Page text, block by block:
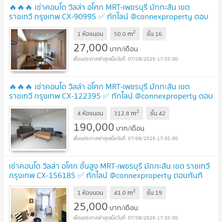
🔥🔥🔥 เช่าคอนโด วิลล่า อโศก MRT-เพชรบุรี มักกะสัน เขต
ราชเทวี กรุงเทพ CX-90995 ✅ ทักไลน์ @connexproperty ตอบ
ทันที ทีมงานมืออาชีพ ✅ 🔥🔥🔥
1 ห้องนอน 50.0 m2 ชั้น 16
27,000 บาท/เดือน
07/08/2026 17:05:00
🔥🔥🔥 เช่าคอนโด วิลล่า อโศก MRT-เพชรบุรี มักกะสัน เขต
ราชเทวี กรุงเทพ CX-122395 ✅ ทักไลน์ @connexproperty ตอบ
ทันที ทีมงานมืออาชีพ ✅ 🔥🔥🔥
4 ห้องนอน 312.8 m2 ชั้น42
190,000 บาท/เดือน
07/08/2026 17:05:00
เช่าคอนโด วิลล่า อโศก ชั้นสูง MRT-เพชรบุรี มักกะสัน เขต ราชเทวี
กรุงเทพ CX-156185 ✅ ทักไลน์ @connexproperty ตอบทันที
ทีมงานมืออาชีพ ✅
1 ห้องนอน 41.0 m2 ชั้น 19
25,000 บาท/เดือน
07/08/2026 17:05:00